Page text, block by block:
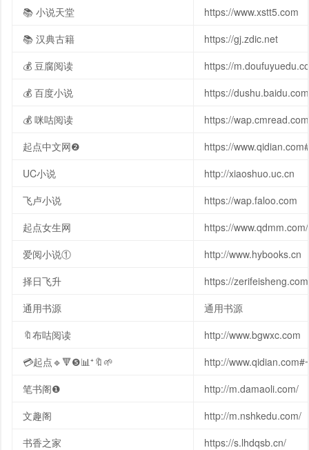
📚 小说天堂
https://www.xstt5.com
📚 汉典古籍
https://gj.zdic.net
💰 豆腐阅读
https://
💰 百度小说
https://dushu.baidu.com
💰 咪咕阅读
https://wap.cmread.com
起点中文网❷
https://
UC小说
http://xiaoshuo.uc.cn
飞卢小说
https://wap.faloo.com
起点女生网
https://www.qdmm.com/
爱阅小说①
http://www.hybooks.cn
择日飞升
https://
通用书源
通用书源
🔖布咕阅读
http://www.bgwxc.com
💳起点🔹🔻❺📊⁺🔖🌱
http://www.qidian.com#
笔书阁❶
http://m.damaoli.com/
文趣阁
http://m.nshkedu.com/
书香之家
https://s.lhdqsb.cn/